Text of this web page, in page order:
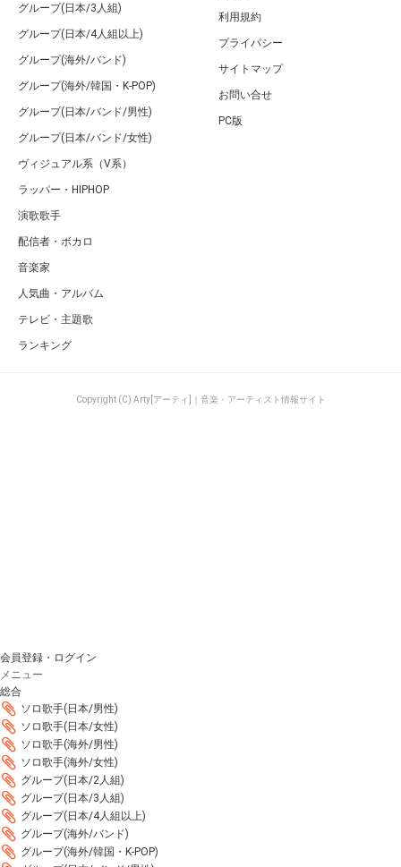
グループ(日本/3人組)
グループ(日本/4人組以上)
グループ(海外/バンド)
グループ(海外/韓国・K-POP)
グループ(日本/バンド/男性)
グループ(日本/バンド/女性)
ヴィジュアル系（V系）
ラッパー・HIPHOP
演歌歌手
配信者・ボカロ
音楽家
人気曲・アルバム
テレビ・主題歌
ランキング
利用規約
プライバシー
サイトマップ
お問い合せ
PC版
Copyright (C) Arty[アーティ]｜音楽・アーティスト情報サイト
会員登録・ログイン
メニュー
総合
ソロ歌手(日本/男性)
ソロ歌手(日本/女性)
ソロ歌手(海外/男性)
ソロ歌手(海外/女性)
グループ(日本/2人組)
グループ(日本/3人組)
グループ(日本/4人組以上)
グループ(海外/バンド)
グループ(海外/韓国・K-POP)